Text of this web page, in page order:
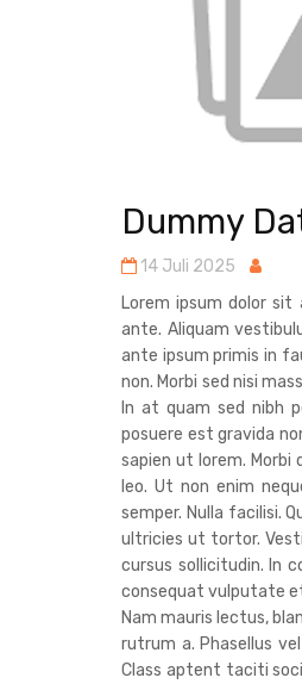
Dummy
14 Juli 2025
Lorem ipsum dolor sit
ante. Aliquam
ante ipsum primis in
non. Morbi sed nisi
In at quam sed nibh
posuere est gravida
sapien ut lorem.
leo. Ut non enim
semper. Nulla facilisi.
ultricies ut tortor.
cursus sollicitudin. In
consequat vulputate
Nam mauris lectus,
rutrum a. Phasellus
Class aptent taciti